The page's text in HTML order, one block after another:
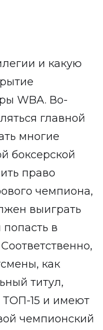
и какую
WBA. Во-
главной
многие
боксерской
право
чемпиона,
выиграть
в
как
титул,
ТОП-15 и имеют
чемпионский